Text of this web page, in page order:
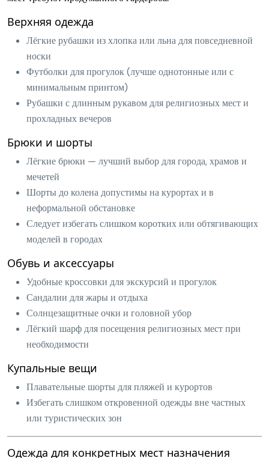
Верхняя одежда
Лёгкие рубашки из хлопка или льна для повседневной
носки
Футболки для прогулок (лучше однотонные или с
минимальным принтом)
Рубашки с длинным рукавом для религиозных мест и
прохладных вечеров
Брюки и шорты
Лёгкие брюки — лучший выбор для города, храмов и
мечетей
Шорты до колена допустимы на курортах и в
неформальной обстановке
Следует избегать слишком коротких или обтягивающих
моделей в городах
Обувь и аксессуары
Удобные кроссовки для экскурсий и прогулок
Сандалии для жары и отдыха
Солнцезащитные очки и головной убор
Лёгкий шарф для посещения религиозных мест при
необходимости
Купальные вещи
Плавательные шорты для пляжей и курортов
Избегать слишком откровенной одежды вне частных
или туристических зон
Одежда для конкретных мест назначения